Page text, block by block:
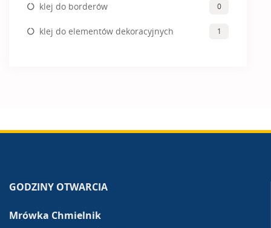
klej do borderów 0
klej do elementów dekoracyjnych 1
GODZINY OTWARCIA
Mrówka Chmielnik